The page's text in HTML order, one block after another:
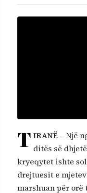
T IRANË – Një
ditës së
kryeqytet ishte
drejtuesit e
marshuan për orë